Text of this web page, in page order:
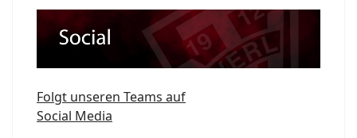
Folgt unseren Teams auf
Social Media